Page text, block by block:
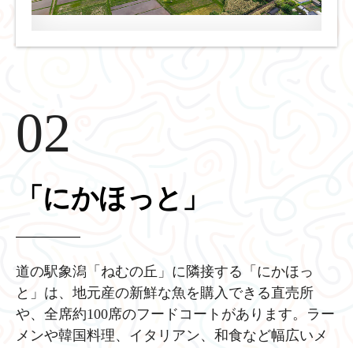
02
「にかほっと」
道の駅象潟「ねむの丘」に隣接する「にかほっ
と」は、地元産の新鮮な魚を購入できる直売所
や、全席約100席のフードコートがあります。ラー
メンや韓国料理、イタリアン、和食など幅広いメ